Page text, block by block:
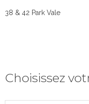
38 & 42 Park Vale
Choisissez